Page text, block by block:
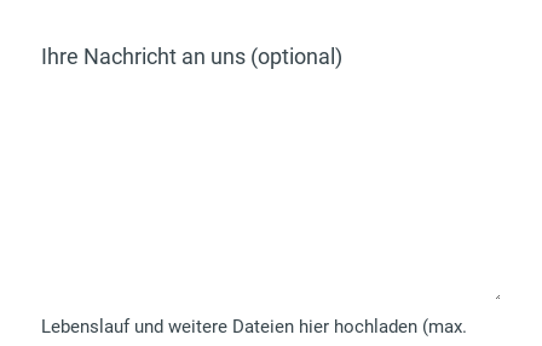
Ihre Nachricht an uns (optional)
Lebenslauf und weitere Dateien hier hochladen (max.